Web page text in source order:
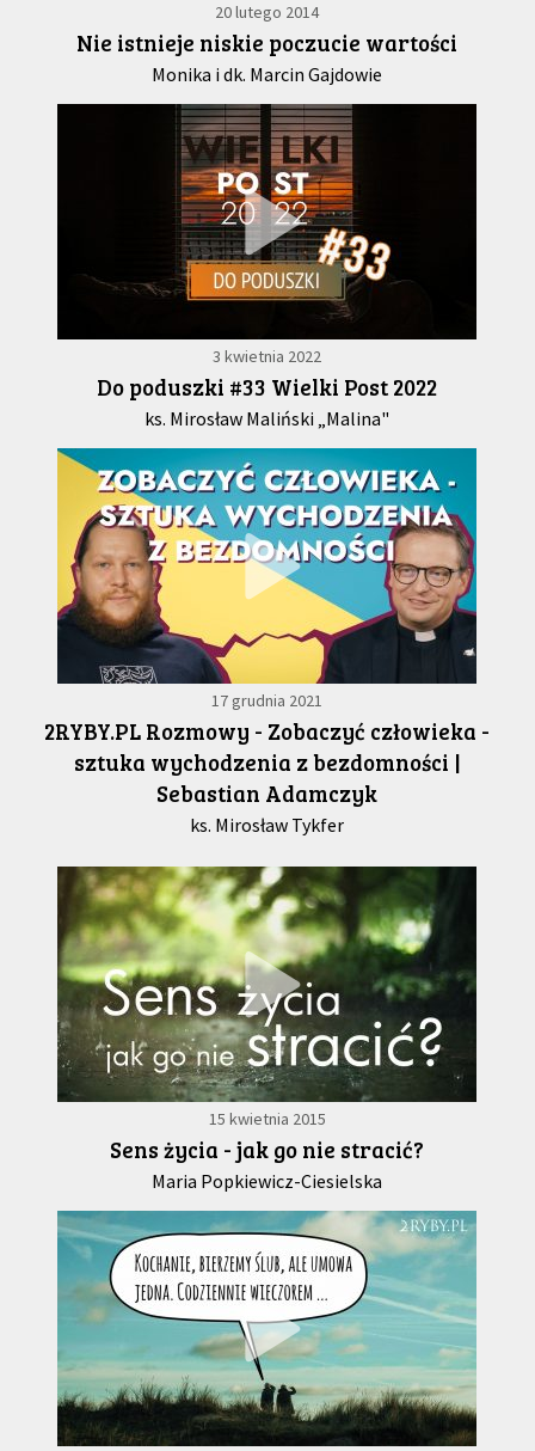
20 lutego 2014
Nie istnieje niskie poczucie wartości
Monika i dk. Marcin Gajdowie
3 kwietnia 2022
Do poduszki #33 Wielki Post 2022
ks. Mirosław Maliński „Malina"
17 grudnia 2021
2RYBY.PL Rozmowy - Zobaczyć człowieka -
sztuka wychodzenia z bezdomności |
Sebastian Adamczyk
ks. Mirosław Tykfer
15 kwietnia 2015
Sens życia - jak go nie stracić?
Maria Popkiewicz-Ciesielska